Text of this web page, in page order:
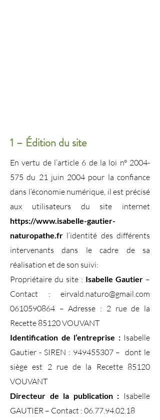
1 – Édition du site
En vertu de l’article 6 de la loi n° 2004-
575 du 21 juin 2004 pour la confiance
dans l’économie numérique, il est précisé
aux utilisateurs du site internet
https://www.isabelle-gautier-
naturopathe.fr l’identité des différents
intervenants dans le cadre de sa
réalisation et de son suivi:
Propriétaire du site : Isabelle Gautier –
Contact : eirvald.naturo@gmail.com
0610590864 – Adresse : 2 rue de la
Recette 85120 VOUVANT
Identification de l’entreprise :Isabelle
Gautier - SIREN : 949455307– dont le
siège est 2 rue de la Recette 85120
VOUVANT
Directeur de la publication : Isabelle
GAUTIER – Contact : 06.77.94.02.18